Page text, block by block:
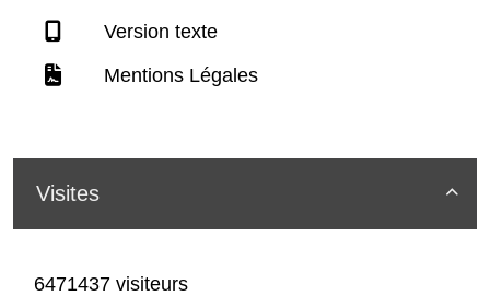
Version texte
Mentions Légales

Visites
6471437 visiteurs